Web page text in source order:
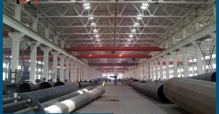
SITEMAP
PRIVACYBELEID